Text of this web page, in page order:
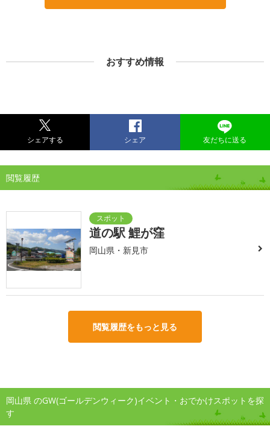
おすすめ情報
シェアする シェア 友だちに送る
閲覧履歴
道の駅 鯉が窪
岡山県・新見市
閲覧履歴をもっと見る
岡山県 のGW(ゴールデンウィーク)イベント・おでかけスポットを探
す